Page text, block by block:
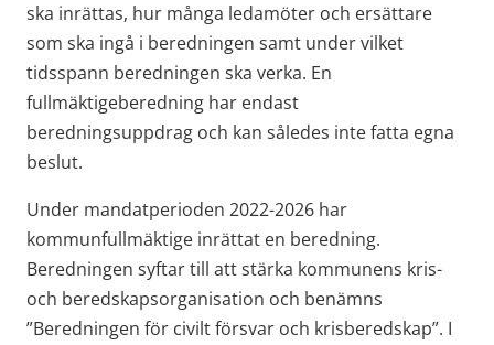
ska inrättas, hur många ledamöter och ersättare
som ska ingå i beredningen samt under vilket
tidsspann beredningen ska verka. En
fullmäktigeberedning har endast
beredningsuppdrag och kan således inte fatta egna
beslut.
Under mandatperioden 2022-2026 har
kommunfullmäktige inrättat en beredning.
Beredningen syftar till att stärka kommunens kris-
och beredskapsorganisation och benämns
”Beredningen för civilt försvar och krisberedskap”. I